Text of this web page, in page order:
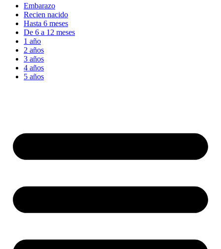
Embarazo
Recien nacido
Hasta 6 meses
De 6 a 12 meses
1 año
2 años
3 años
4 años
5 años